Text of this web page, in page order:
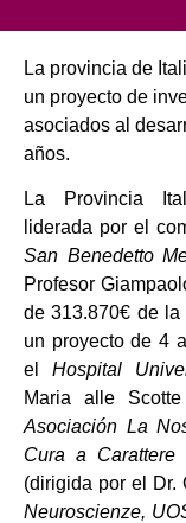
La provincia de
un proyecto de
asociados al
años.
La Provincia
liderada por el
San Benedetto
Profesor
de 313.870€ de la
un proyecto de 4
el Hospital
Maria alle
Asociación La
Cura a Carattere
(dirigida por el Dr.
Neuroscienze,